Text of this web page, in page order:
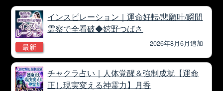
最新
インスピレーション｜運命好転/悲願叶/瞬間
霊察で全看破◆嬉野つばさ
2026年8月6月追加
チャクラ占い｜人体覚醒＆強制成就【運命
正し現実変える神霊力】月香